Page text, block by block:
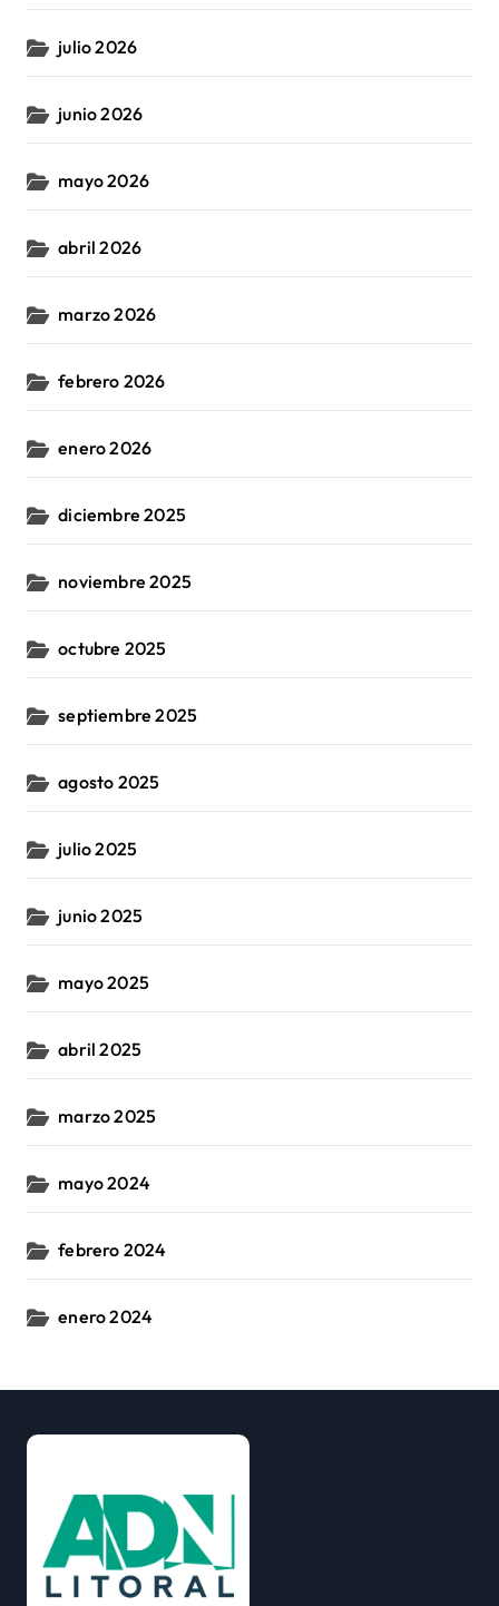
julio 2026
junio 2026
mayo 2026
abril 2026
marzo 2026
febrero 2026
enero 2026
diciembre 2025
noviembre 2025
octubre 2025
septiembre 2025
agosto 2025
julio 2025
junio 2025
mayo 2025
abril 2025
marzo 2025
mayo 2024
febrero 2024
enero 2024